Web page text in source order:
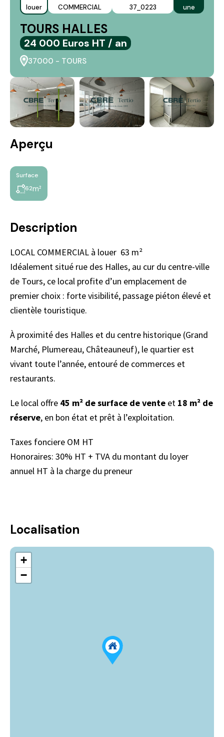
louer
COMMERCIAL
37_0223
une
TOURS HALLES
24 000 Euros HT / an
37000 - TOURS
Aperçu
Surface
62m²
Description
LOCAL COMMERCIAL à louer  63 m²
Idéalement situé rue des Halles, au cur du centre-ville
de Tours, ce local profite d’un emplacement de
premier choix : forte visibilité, passage piéton élevé et
clientèle touristique.
À proximité des Halles et du centre historique (Grand
Marché, Plumereau, Châteauneuf), le quartier est
vivant toute l’année, entouré de commerces et
restaurants.
Le local offre 45 m² de surface de vente et 18 m² de
réserve, en bon état et prêt à l’exploitation.
Taxes fonciere OM HT
Honoraires: 30% HT + TVA du montant du loyer
annuel HT à la charge du preneur
Localisation
+
−